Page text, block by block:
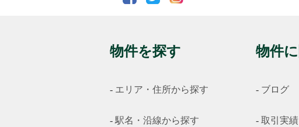
物件を探す
エリア・住所から探す
駅名・沿線から探す
物件
ブログ
取引実